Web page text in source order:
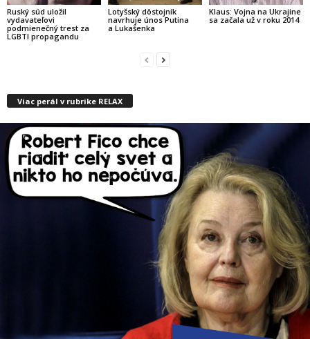
Ruský súd uložil
vydavateľovi
podmienečný trest za
LGBTI propagandu
Lotyšský dôstojník
navrhuje únos Putina
a Lukašenka
Klaus: Vojna na Ukrajine
sa začala už v roku 2014
Viac perál v rubrike RELAX